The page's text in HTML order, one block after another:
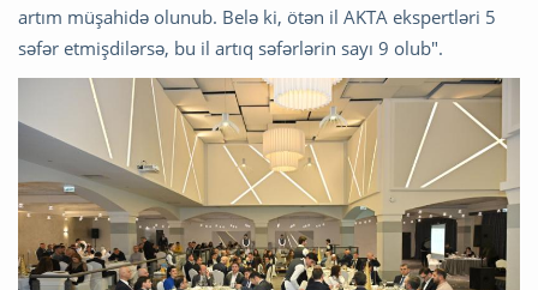
artım müşahidə olunub. Belə ki, ötən il AKTA ekspertləri 5
səfər etmişdilərsə, bu il artıq səfərlərin sayı 9 olub".